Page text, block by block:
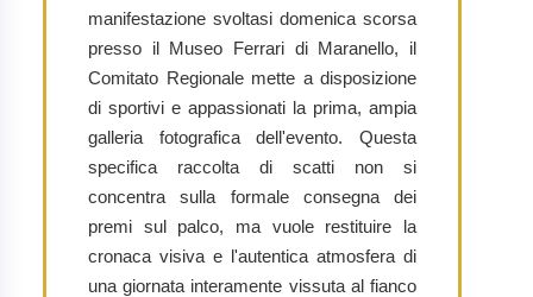
manifestazione svoltasi domenica scorsa
presso il Museo Ferrari di Maranello, il
Comitato Regionale mette a disposizione
di sportivi e appassionati la prima, ampia
galleria fotografica dell'evento. Questa
specifica raccolta di scatti non si
concentra sulla formale consegna dei
premi sul palco, ma vuole restituire la
cronaca visiva e l'autentica atmosfera di
una giornata interamente vissuta al fianco